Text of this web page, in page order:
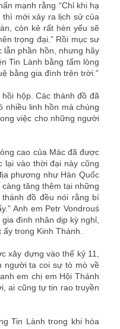
mạnh rằng “Chỉ khi hạ
mới xảy ra lịch sử của
còn kẻ rất hèn yếu sẽ
trọng đại.” Rồi mục sư
lẫn phần hồn, nhưng hãy
Tin Lành bằng tấm lòng
bằng gia đình trên trời.”
hộp. Các thánh đồ đã
nhiều linh hồn mà chúng
việc cho những người
cao của Mác đã được
vào thời đại này cũng
phương như Hàn Quốc
tăng thêm tại những
đồ đều nói rằng bí
Anh em Petr Vondrouś
đình nhân dịp kỳ nghỉ,
trong Kinh Thánh.
xây dựng vào thế kỷ 11,
người ta coi sự tò mò về
em chị em Hội Thánh
ai cũng tự tin rao truyền
Tin Lành trong khi hòa